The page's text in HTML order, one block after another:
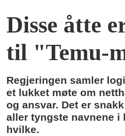
Disse åtte
til "Temu-
Regjeringen samler
et lukket møte om
og ansvar. Det er
aller tyngste navnene i
hvilke.